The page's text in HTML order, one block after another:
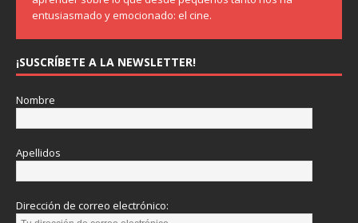
entusiasmado y emocionado: el cine.
¡SUSCRÍBETE A LA NEWSLETTER!
Nombre
Apellidos
Dirección de correo electrónico: